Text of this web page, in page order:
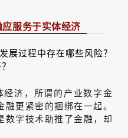
应服务于实体经济
展过程中存在哪些风险？
经济，所谓的产业数字金
更紧密的捆绑在一起。
数字技术助推了金融，却